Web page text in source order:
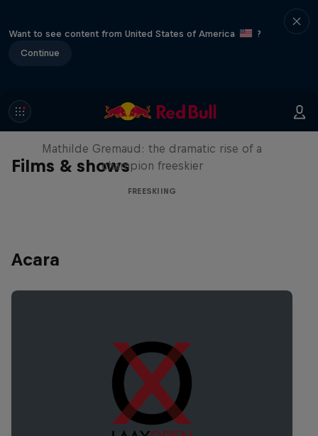
Want to see content from United States of America
?
Continue
Films & shows
She Who Flies
Mathilde Gremaud: the dramatic rise of a
champion freeskier
FREESKIING
Acara